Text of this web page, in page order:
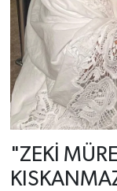
"ZEKİ